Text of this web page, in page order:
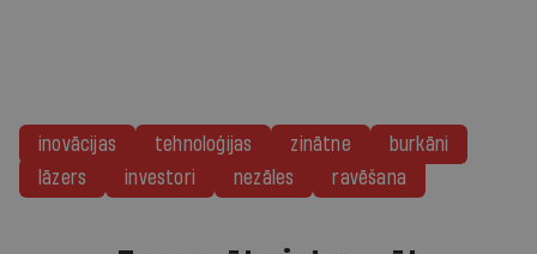
inovācijas tehnoloģijas zinātne
burkāni
lāzers
investori nezāles ravēšana